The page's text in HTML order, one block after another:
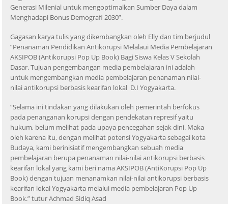
Generasi Milenial untuk mengoptimalkan Sumber Daya dalam
Menghadapi Bonus Demografi 2030”.
Gagasan karya tulis yang dikembangkan oleh Elly dan tim berjudul
”Penanaman Pendidikan Antikorupsi Melalaui Media Pembelajaran
AKSIPOB (Antikorupsi Pop Up Book) Bagi Siswa Kelas V Sekolah
Dasar. Tujuan pengembangan media pembelajaran ini adalah
untuk mengembangkan media pembelajaran penanaman nilai-
nilai antikorupsi berbasis kearifan lokal D.I Yogyakarta.
“Selama ini tindakan yang dilakukan oleh pemerintah berfokus
pada penanganan korupsi dengan pendekatan represif yaitu
hukum, belum melihat pada upaya pencegahan sejak dini. Maka
oleh karena itu, dengan melihat potensi Yogyakarta sebagai kota
Budaya, kami berinisiatif mengembangkan sebuah media
pembelajaran berupa penanaman nilai-nilai antikorupsi berbasis
kearifan lokal yang kami beri nama AKSIPOB (AntiKorupsi Pop Up
Book) dengan tujuan menanamkan nilai-nilai antikorupsi berbasis
kearifan lokal Yogyakarta melalui media pembelajaran Pop Up
Book.” tutur Achmad Sidiq Asad